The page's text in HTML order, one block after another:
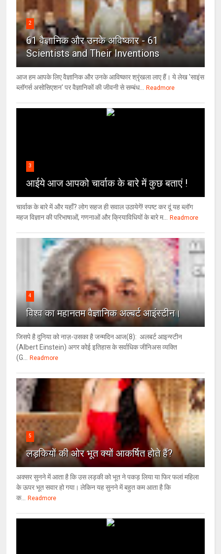
2
61 वैज्ञानिक और उनके अविष्कार - 61
Scientists and Their Inventions
आज हम आपके लिए वैज्ञानिक और उनके आविष्कार श्रृंखला लाए हैं। ये लेख 'साइंस
ब्लॉगर्स असोसिएशन' पर वैज्ञा‍निकों की जीवनी से सम्बंध...
Readmore
3
आईये आज आपको चार्वाक के बारे में कुछ बताएं !
चार्वाक के बारे में और यहाँ? लोग सहज ही सवाल उठायेगें! स्पष्ट कर दूं यह ब्लॉग
महज विज्ञान की परिभाषाओं, गणनाओं और क्रियाविधियों के बारे म...
Readmore
4
विश्‍व का महानतम वैज्ञानिक अल्बर्ट आइंस्टीन।
जिसपे है दुनिया को नाज़-उसका है जन्मदिन आज(8): अलबर्ट आइन्स्टीन
(Albert Einstein) अगर कोई इतिहास के सर्वाधिक जीनिअस व्यक्ति
(G...
Readmore
5
लड़कियों की ओर भूत क्‍यों आकर्षित होते हैं?
अक्सर सुनने में आता है कि उस लड़की को भूत ने पकड़ लिया या फिर फलां महिला
के ऊपर भूत सवार हो गया। लेकिन यह सुनने में बहुत कम आता है कि
क...
Readmore